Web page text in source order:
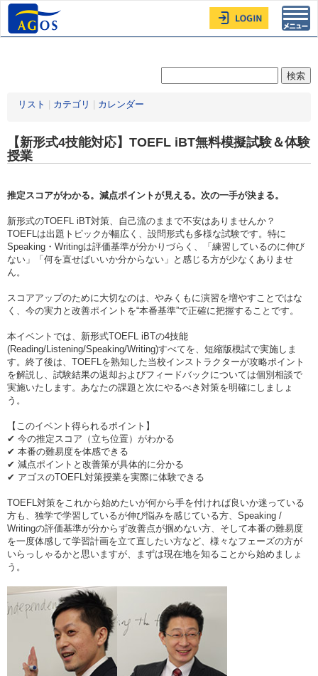
リスト カテゴリ カレンダー
【新形式4技能対応】TOEFL iBT無料模擬試験＆体験
授業
推定スコアがわかる。減点ポイントが見える。次の一手が決まる。
新形式のTOEFL iBT対策、自己流のままで不安はありませんか？
TOEFLは出題トピックが幅広く、設問形式も多様な試験です。特に
Speaking・Writingは評価基準が分かりづらく、「練習しているのに伸び
ない」「何を直せばいいか分からない」と感じる方が少なくありませ
ん。
スコアアップのために大切なのは、やみくもに演習を増やすことではな
く、今の実力と改善ポイントを“本番基準”で正確に把握することです。
本イベントでは、新形式TOEFL iBTの4技能
(Reading/Listening/Speaking/Writing)すべてを、短縮版模試で実施しま
す。終了後は、TOEFLを熟知した当校インストラクターが攻略ポイント
を解説し、試験結果の返却およびフィードバックについては個別相談で
実施いたします。あなたの課題と次にやるべき対策を明確にしましょ
う。
【このイベント得られるポイント】
✔ 今の推定スコア（立ち位置）がわかる
✔ 本番の難易度を体感できる
✔ 減点ポイントと改善策が具体的に分かる
✔ アゴスのTOEFL対策授業を実際に体験できる
TOEFL対策をこれから始めたいが何から手を付ければ良いか迷っている
方も、独学で学習しているが伸び悩みを感じている方、Speaking /
Writingの評価基準が分からず改善点が掴めない方、そして本番の難易度
を一度体感して学習計画を立て直したい方など、様々なフェーズの方が
いらっしゃるかと思いますが、まずは現在地を知ることから始めましょ
う。